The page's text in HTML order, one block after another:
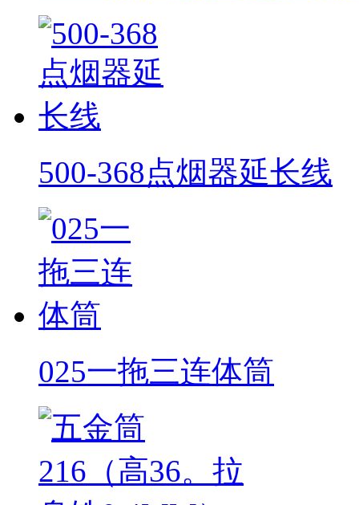
500-368点烟器延长线
025一拖三连体筒